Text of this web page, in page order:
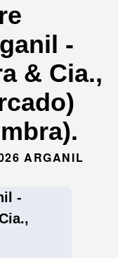
-
& Cia.,
ARGANIL
-